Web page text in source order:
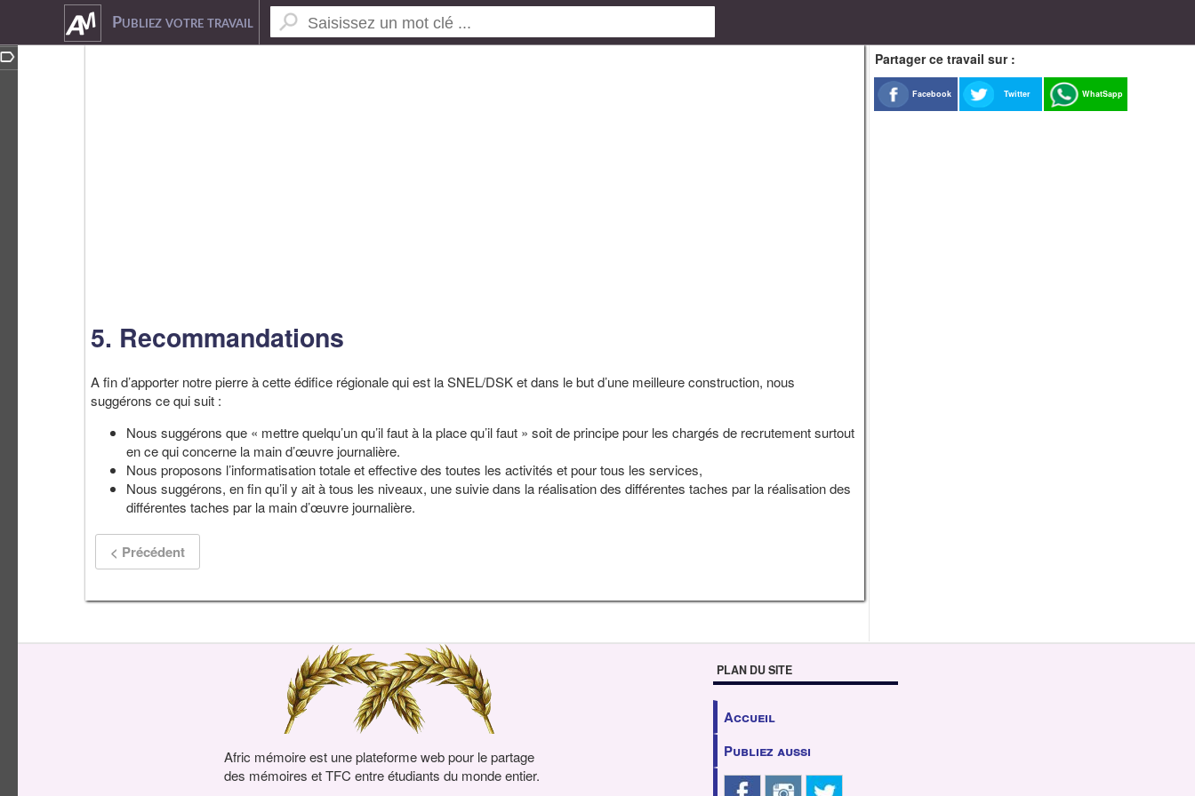
Publiez votre travail
5. Recommandations
A fin d’apporter notre pierre à cette édifice régionale qui est la SNEL/DSK et dans le but d’une meilleure construction, nous
suggérons ce qui suit :
Nous suggérons que « mettre quelqu’un qu’il faut à la place qu’il faut » soit de principe pour les chargés de recrutement surtout
en ce qui concerne la main d’œuvre journalière.
Nous proposons l’informatisation totale et effective des toutes les activités et pour tous les services,
Nous suggérons, en fin qu’il y ait à tous les niveaux, une suivie dans la réalisation des différentes taches par la réalisation des
différentes taches par la main d’œuvre journalière.
< Précédent
Partager ce travail sur :
Facebook Twitter WhatSapp
Afric mémoire est une plateforme web pour le partage
des mémoires et TFC entre étudiants du monde entier.
PLAN DU SITE
Accueil
Publiez aussi